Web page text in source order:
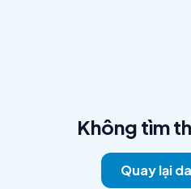
Không tìm
Quay lại